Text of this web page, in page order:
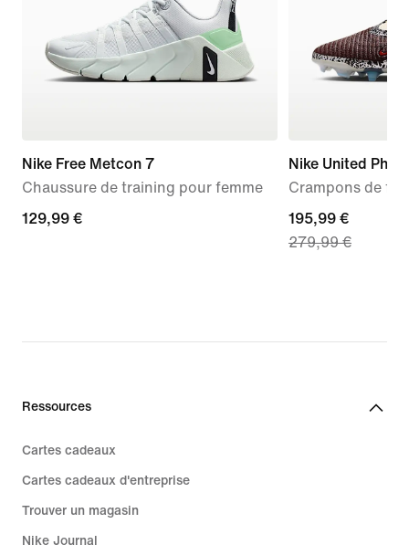
Nike Free Metcon 7
Chaussure de training pour femme
129,99 €
129,99 €
Nike United
Crampons de
current
price
279,99 €
195,99 €
279,99 €
Ressources
Cartes cadeaux
Cartes cadeaux d'entreprise
Trouver un magasin
Nike Journal